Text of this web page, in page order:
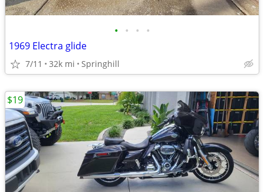
• • • •
1969 Electra glide
7/11 32k mi Springhill
$19